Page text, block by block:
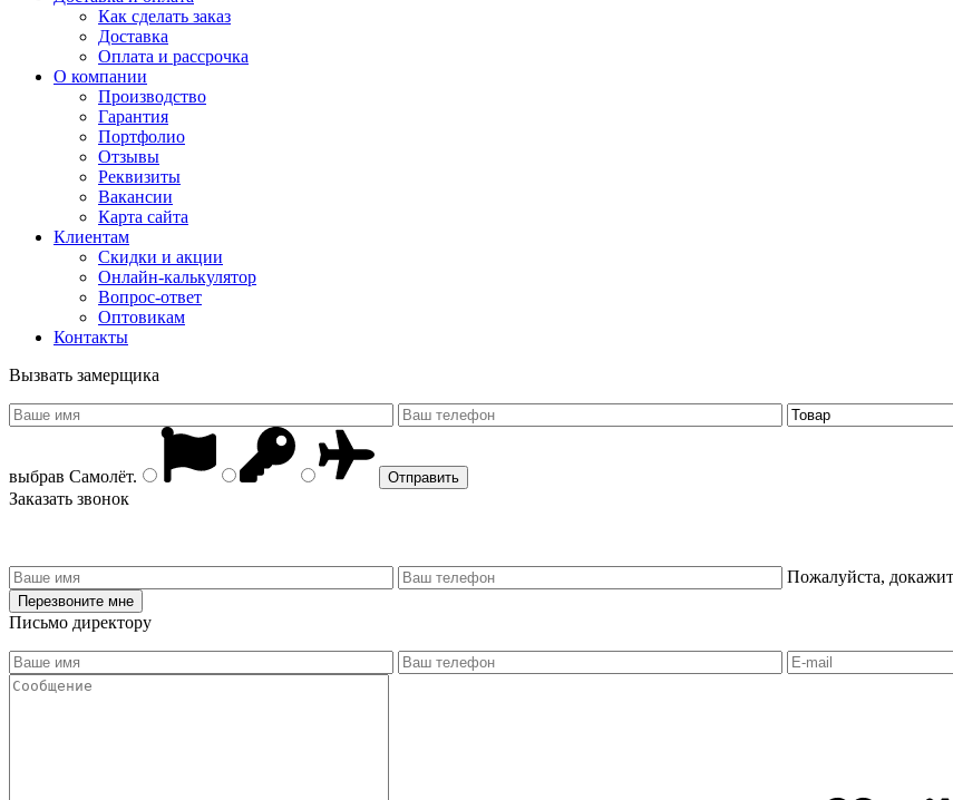
Как сделать заказ
Доставка
Оплата и рассрочка
О компании
Производство
Гарантия
Портфолио
Отзывы
Реквизиты
Вакансии
Карта сайта
Клиентам
Скидки и акции
Онлайн-калькулятор
Вопрос-ответ
Оптовикам
Контакты
Вызвать замерщика
выбрав Самолёт.
Заказать звонок
Пожалуйста,
Письмо директору